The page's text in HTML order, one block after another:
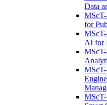
Data
for
AI for